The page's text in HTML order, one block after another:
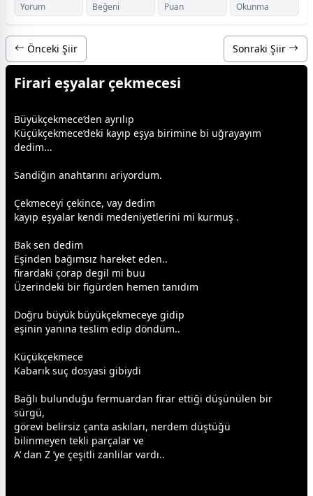
Yorum Beğeni Puan Okunma
Önceki Şiir Sonraki Şiir
Firari eşyalar çekmecesi
Büyükçekmece’den ayrılıp
Küçükçekmece’deki kayıp eşya birimine bi uğrayayım
dedim...
Sandiğın anahtarını ariyordum.
Çekmeceyi çekince, vay dedim
kayıp eşyalar kendi medeniyetlerini mi kurmuş .
Bak sen dedim
Eşinden bağımsız hareket eden..
firardaki çorap degil mi buu
Üzerindeki bir figürden hemen tanıdım
Doğru büyük büyükçekmeceye gidip
eşinin yanına teslim edip döndüm..
Küçükçekmece
Kabarık suç dosyasi gibiydi
Bağlı bulunduğu fermuardan firar ettiği düşünülen bir
sürgü,
görevi belirsiz çanta askıları, nerdem düştüğü
bilinmeyen tekli parçalar ve
A’ dan Z ’ye çeşitli zanlilar vardı..